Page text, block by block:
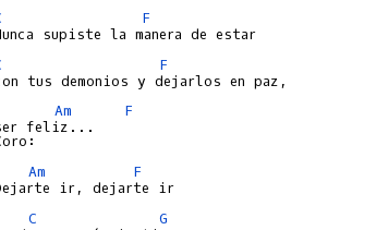
F
F
Am
F
feliz...
Am
F
C
G